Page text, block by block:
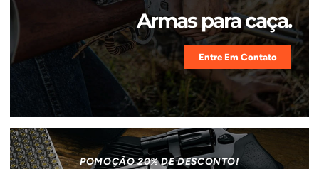
Armas para caça.
Entre Em Contato
POMOÇÃO 20% DE DESCONTO!